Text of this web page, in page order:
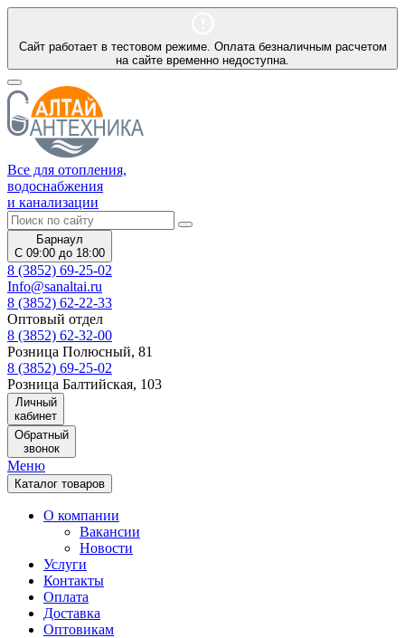
Сайт работает в тестовом режиме. Оплата безналичным расчетом
на сайте временно недоступна.
Все для отопления,
водоснабжения
и канализации
Барнаул
С 09:00 до 18:00
8 (3852) 69-25-02
Info@sanaltai.ru
8 (3852) 62-22-33
Оптовый отдел
8 (3852) 62-32-00
Розница Полюсный, 81
8 (3852) 69-25-02
Розница Балтийская, 103
Личный
кабинет
Обратный
звонок
Меню
Каталог товаров
О компании
Вакансии
Новости
Услуги
Контакты
Оплата
Доставка
Оптовикам